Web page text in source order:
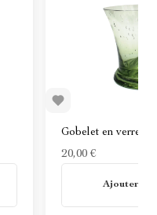
Gobelet en verre
20,00 €
Ajouter au